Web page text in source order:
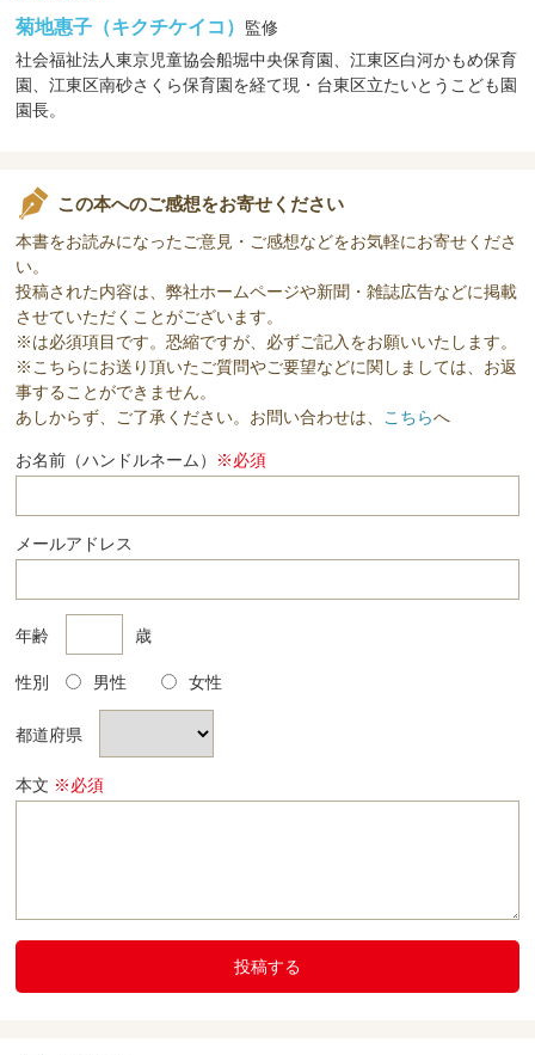
菊地惠子（キクチケイコ） 監修
社会福祉法人東京児童協会船堀中央保育園、江東区白河かもめ保育
園、江東区南砂さくら保育園を経て現・台東区立たいとうこども園
園長。
この本へのご感想をお寄せください
本書をお読みになったご意見・ご感想などをお気軽にお寄せくださ
い。
投稿された内容は、弊社ホームページや新聞・雑誌広告などに掲載
させていただくことがございます。
※は必須項目です。恐縮ですが、必ずご記入をお願いいたします。
※こちらにお送り頂いたご質問やご要望などに関しましては、お返
事することができません。
あしからず、ご了承ください。お問い合わせは、 こちらへ
お名前（ハンドルネーム） ※必須
メールアドレス
年齢 歳
性別 男性 女性
都道府県
本文 ※必須
投稿する